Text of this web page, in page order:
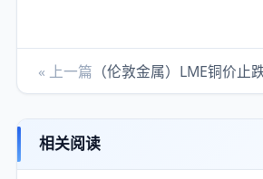
« 上一篇
相关阅读